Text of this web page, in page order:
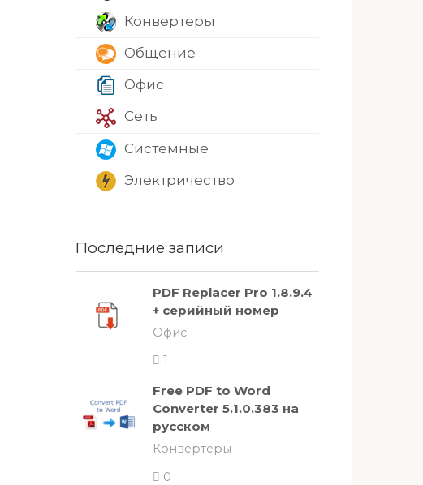
Конвертеры
Общение
Офис
Сеть
Системные
Электричество
Последние записи
PDF Replacer Pro 1.8.9.4
+ серийный номер
Офис
1
Free PDF to Word
Converter 5.1.0.383 на
русском
Конвертеры
0